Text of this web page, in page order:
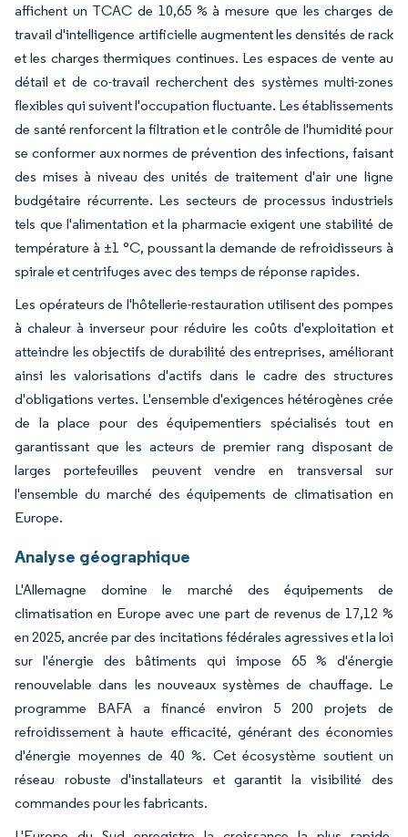
affichent un TCAC de 10,65 % à mesure que les charges de
travail d'intelligence artificielle augmentent les densités de rack
et les charges thermiques continues. Les espaces de vente au
détail et de co-travail recherchent des systèmes multi-zones
flexibles qui suivent l'occupation fluctuante. Les établissements
de santé renforcent la filtration et le contrôle de l'humidité pour
se conformer aux normes de prévention des infections, faisant
des mises à niveau des unités de traitement d'air une ligne
budgétaire récurrente. Les secteurs de processus industriels
tels que l'alimentation et la pharmacie exigent une stabilité de
température à ±1 °C, poussant la demande de refroidisseurs à
spirale et centrifuges avec des temps de réponse rapides.
Les opérateurs de l'hôtellerie-restauration utilisent des pompes
à chaleur à inverseur pour réduire les coûts d'exploitation et
atteindre les objectifs de durabilité des entreprises, améliorant
ainsi les valorisations d'actifs dans le cadre des structures
d'obligations vertes. L'ensemble d'exigences hétérogènes crée
de la place pour des équipementiers spécialisés tout en
garantissant que les acteurs de premier rang disposant de
larges portefeuilles peuvent vendre en transversal sur
l'ensemble du marché des équipements de climatisation en
Europe.
Analyse géographique
L'Allemagne domine le marché des équipements de
climatisation en Europe avec une part de revenus de 17,12 %
en 2025, ancrée par des incitations fédérales agressives et la loi
sur l'énergie des bâtiments qui impose 65 % d'énergie
renouvelable dans les nouveaux systèmes de chauffage. Le
programme BAFA a financé environ 5 200 projets de
refroidissement à haute efficacité, générant des économies
d'énergie moyennes de 40 %. Cet écosystème soutient un
réseau robuste d'installateurs et garantit la visibilité des
commandes pour les fabricants.